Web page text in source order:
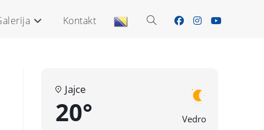
Kontakt
Jajce
20° Vedro